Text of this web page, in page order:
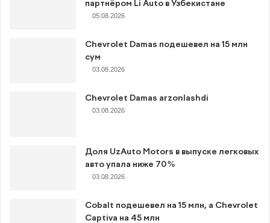
партнёром Li Auto в Узбекистане
05.08.2026
Chevrolet Damas подешевел на 15 млн
сум
03.08.2026
Chevrolet Damas arzonlashdi
03.08.2026
Доля UzAuto Motors в выпуске легковых
авто упала ниже 70%
03.08.2026
Cobalt подешевел на 15 млн, а Chevrolet
Captiva на 45 млн